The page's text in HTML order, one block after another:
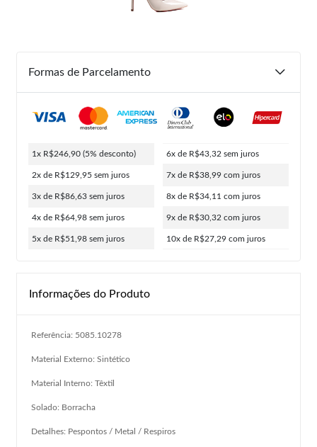
Formas de Parcelamento
1x R$246,90 (5% desconto)
2x de R$129,95 sem juros
3x de R$86,63 sem juros
4x de R$64,98 sem juros
5x de R$51,98 sem juros
6x de R$43,32 sem juros
7x de R$38,99 com juros
8x de R$34,11 com juros
9x de R$30,32 com juros
10x de R$27,29 com juros
Informações do Produto
Referência: 5085.10278
Material Externo: Sintético
Material Interno: Têxtil
Solado: Borracha
Detalhes: Pespontos / Metal / Respiros